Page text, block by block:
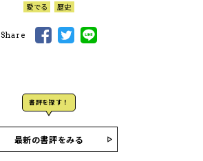
愛でる 歴史
Share
書評を探す！
最新の書評をみる